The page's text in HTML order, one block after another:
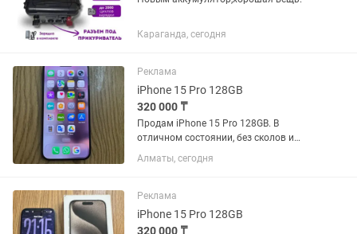
Караганда, сегодня
Реклама
iPhone 15 Pro 128GB
320 000 ₸
Продам iPhone 15 Pro 128GB. В
отличном состоянии, без сколов и
каких-либо проблем. В ремонте не был.
Цвет Blue Titanium Аккумулятор 86% В
Алматы, сегодня
Реклама
iPhone 15 Pro 128GB
320 000 ₸